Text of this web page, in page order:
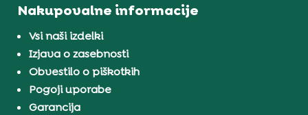
Nakupovalne informacije
Vsi naši izdelki
Izjava o zasebnosti
Obvestilo o piškotkih
Pogoji uporabe
Garancija